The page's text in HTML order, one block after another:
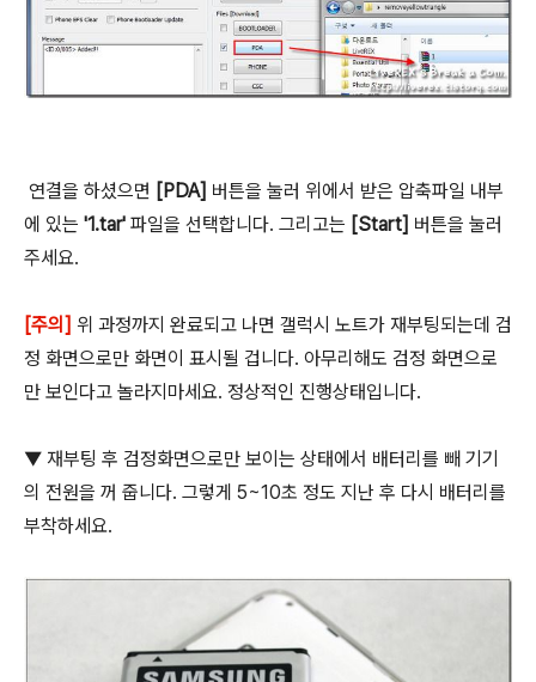
연결을 하셨으면 [PDA] 버튼을 눌러 위에서 받은 압축파일 내부
에 있는 '1.tar' 파일을 선택합니다. 그리고는 [Start] 버튼을 눌러
주세요.
[주의] 위 과정까지 완료되고 나면 갤럭시 노트가 재부팅되는데 검
정 화면으로만 화면이 표시될 겁니다. 아무리해도 검정 화면으로
만 보인다고 놀라지마세요. 정상적인 진행상태입니다.
▼ 재부팅 후 검정화면으로만 보이는 상태에서 배터리를 빼 기기
의 전원을 꺼 줍니다. 그렇게 5~10초 정도 지난 후 다시 배터리를
부착하세요.